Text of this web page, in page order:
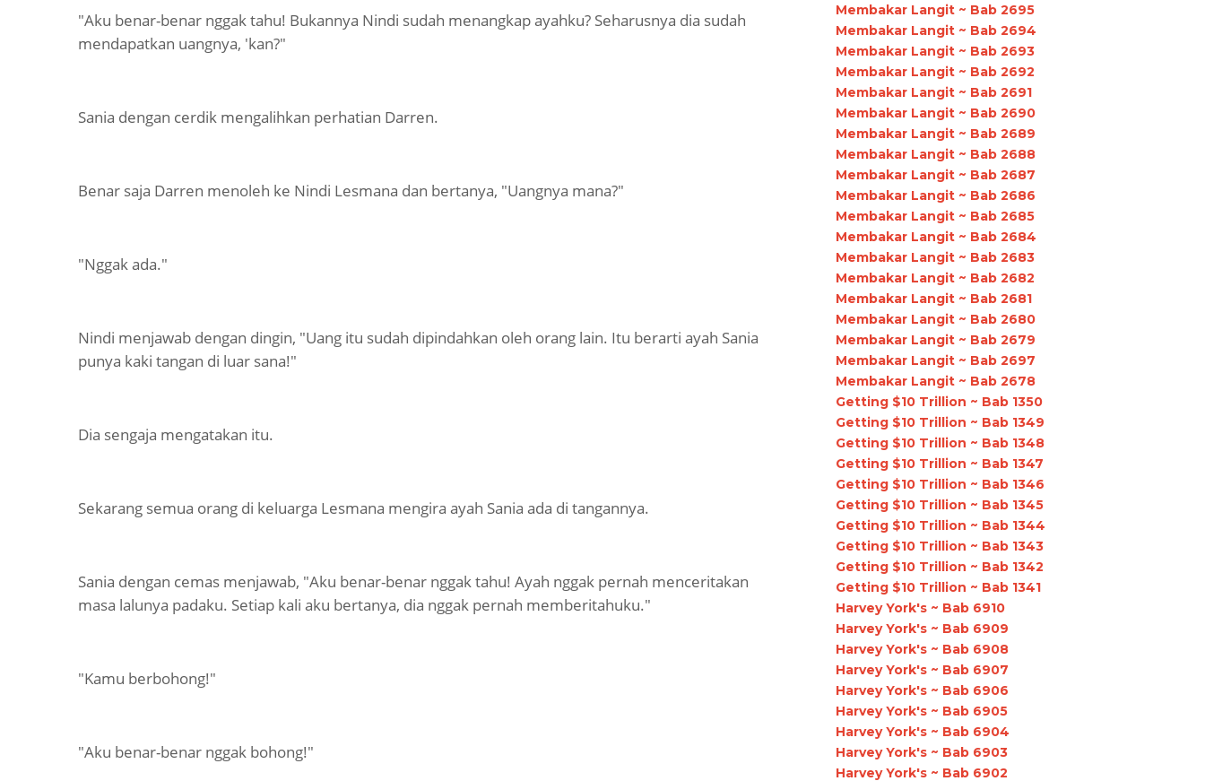
"Aku benar-benar nggak tahu! Bukannya Nindi sudah menangkap ayahku? Seharusnya dia sudah
mendapatkan uangnya, 'kan?"
Sania dengan cerdik mengalihkan perhatian Darren.
Benar saja Darren menoleh ke Nindi Lesmana dan bertanya, "Uangnya mana?"
"Nggak ada."
Nindi menjawab dengan dingin, "Uang itu sudah dipindahkan oleh orang lain. Itu berarti ayah Sania
punya kaki tangan di luar sana!"
Dia sengaja mengatakan itu.
Sekarang semua orang di keluarga Lesmana mengira ayah Sania ada di tangannya.
Sania dengan cemas menjawab, "Aku benar-benar nggak tahu! Ayah nggak pernah menceritakan
masa lalunya padaku. Setiap kali aku bertanya, dia nggak pernah memberitahuku."
"Kamu berbohong!"
"Aku benar-benar nggak bohong!"
Membakar Langit ~ Bab 2695
Membakar Langit ~ Bab 2694
Membakar Langit ~ Bab 2693
Membakar Langit ~ Bab 2692
Membakar Langit ~ Bab 2691
Membakar Langit ~ Bab 2690
Membakar Langit ~ Bab 2689
Membakar Langit ~ Bab 2688
Membakar Langit ~ Bab 2687
Membakar Langit ~ Bab 2686
Membakar Langit ~ Bab 2685
Membakar Langit ~ Bab 2684
Membakar Langit ~ Bab 2683
Membakar Langit ~ Bab 2682
Membakar Langit ~ Bab 2681
Membakar Langit ~ Bab 2680
Membakar Langit ~ Bab 2679
Membakar Langit ~ Bab 2697
Membakar Langit ~ Bab 2678
Getting $10 Trillion ~ Bab 1350
Getting $10 Trillion ~ Bab 1349
Getting $10 Trillion ~ Bab 1348
Getting $10 Trillion ~ Bab 1347
Getting $10 Trillion ~ Bab 1346
Getting $10 Trillion ~ Bab 1345
Getting $10 Trillion ~ Bab 1344
Getting $10 Trillion ~ Bab 1343
Getting $10 Trillion ~ Bab 1342
Getting $10 Trillion ~ Bab 1341
Harvey York's ~ Bab 6910
Harvey York's ~ Bab 6909
Harvey York's ~ Bab 6908
Harvey York's ~ Bab 6907
Harvey York's ~ Bab 6906
Harvey York's ~ Bab 6905
Harvey York's ~ Bab 6904
Harvey York's ~ Bab 6903
Harvey York's ~ Bab 6902